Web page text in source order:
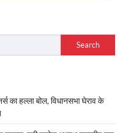
Search
का हल्ला बोल, विधानसभा घेराव के